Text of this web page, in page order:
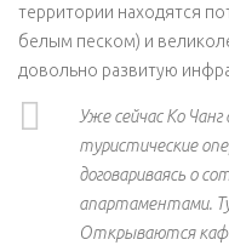
территории находятся
белым песком) и
довольно развитую
Уже сейчас Ко
туристические
договариваясь о
апартаментами.
Открываются